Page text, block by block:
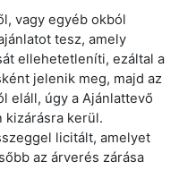
vagy egyéb okból
tesz, amely
ellehetetleníti, ezáltal a
jelenik meg, majd az
eláll, úgy a Ajánlattevő
kizárásra kerül.
licitált, amelyet
az árverés zárása